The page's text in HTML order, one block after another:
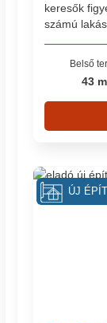
keresők
számú
Belső
43
ÚJ